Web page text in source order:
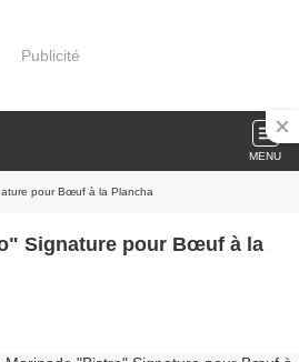
Publicité
MENU
pour Bœuf à la Plancha
Signature pour Bœuf à la